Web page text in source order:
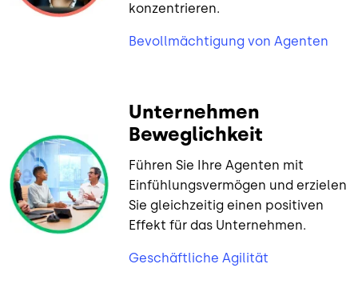
konzentrieren.
Bevollmächtigung von Agenten
Unternehmen
Beweglichkeit
Führen Sie Ihre Agenten mit
Einfühlungsvermögen und erzielen
Sie gleichzeitig einen positiven
Effekt für das Unternehmen.
Geschäftliche Agilität